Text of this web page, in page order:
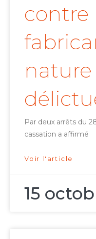
contre
nature
Par deux arrêts du
cassation a affirmé
Voir l'article
15